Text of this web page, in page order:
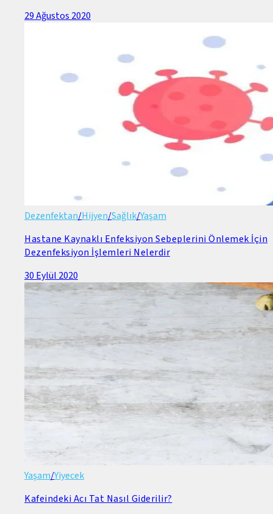
29 Ağustos 2020
Dezenfektan/Hijyen/Sağlık/Yaşam
Hastane Kaynaklı Enfeksiyon Sebeplerini Önlemek İçin
Dezenfeksiyon İşlemleri Nelerdir
30 Eylül 2020
Yaşam/Yiyecek
Kafeindeki Acı Tat Nasıl Giderilir?